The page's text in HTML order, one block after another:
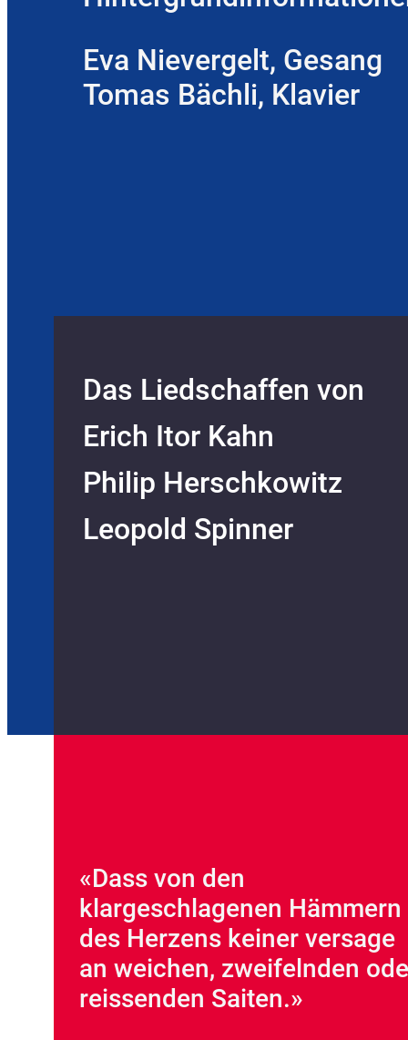
Eva Nievergelt, Gesang
Tomas Bächli, Klavier
Das Liedschaffen von
Erich Itor Kahn
Philip Herschkowitz
Leopold Spinner
«Dass von den
klargeschlagenen Hämmern
des Herzens keiner versage
an weichen, zweifelnden
reissenden Saiten.»